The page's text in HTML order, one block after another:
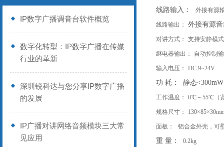
IP数字广播调音台软件概览
数字化转型：IP数字广播在传媒
行业的革新
深圳锐科达与您分享IP数字广播
的发展
IP广播对讲网络音频模块三大常
见应用
线路输入：
外接有源
线路输出： 外接有源
对讲方式： 支持安静模
继电器输出： 自动控制
输入电压： DC 9~24V
功 耗： 静态<300mW
工作温度： 0℃～55℃（
规格尺寸：
面板： 铝合金外壳，可
重 量： 0.2kg